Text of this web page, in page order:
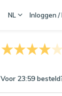
NL Inloggen /
Voor 23:59